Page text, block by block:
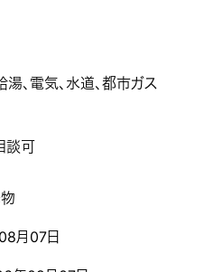
湯、電気、水道、都市ガス
談可
月07日